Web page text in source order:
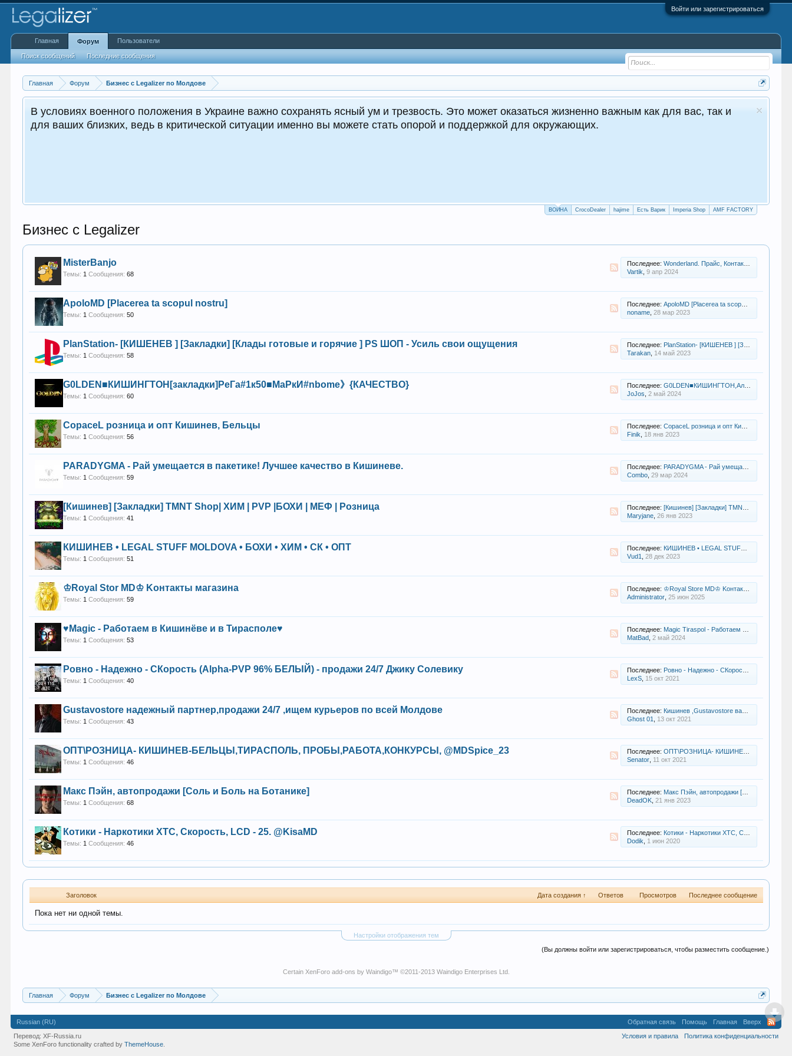
Войти или зарегистрироваться
Главная Форум Бизнес с Legalizer по Молдове
В условиях военного положения в Украине важно сохранять ясный ум и трезвость. Это может оказаться жизненно важным как для вас, так и
для ваших близких, ведь в критической ситуации именно вы можете стать опорой и поддержкой для окружающих.
ВОЙНА CrocoDealer hajime Есть Варик Imperia Shop AMF FACTORY
Бизнес с Legalizer
MisterBanjo
Темы: 1 Сообщения: 68
Последнее: Wonderland. Прайс, Контакты магазина.
Vartik 9 апр 2024
ApoloMD [Placerea ta scopul nostru]
Темы: 1 Сообщения: 50
Последнее: ApoloMD [Placerea ta scopul nostru]
noname, 28 мар 2023
PlanStation- [КИШЕНЕВ ] [Закладки] [Клады готовые и горячие ] PS ШОП - Усиль свои ощущения
Темы: 1 Сообщения: 58
Последнее: PlanStation- [КИШЕНЕВ ] [Закладки] [Клады готовые и горячие ] PS ШОП - Усиль свои ощущения
Tarakan, 14 май 2023
G0LDEN■КИШИНГТОН[закладки]РеГа#1к50■МаРкИ#nbome》{КАЧЕСТВО}
Темы: 1 Сообщения: 60
Последнее: G0LDEN■КИШИНГТОН,Альфа(ск)[закладки]РеГа#1к50■МаРкИ#nbome》{КАЧЕСТВО}[ТРЕБУЕТСЯ КУРЬЕР]
JoJos 2 май 2024
CopaceL розница и опт Кишинев, Бельцы
Темы: 1 Сообщения: 56
Последнее: CopaceL розница и опт Кишинев, Бельцы.
Finik
18 янв 2023
PARADYGMA - Рай умещается в пакетике! Лучшее качество в Кишиневе.
Темы: 1 Сообщения: 59
Последнее: PARADYGMA - Рай умещается в пакетике! Лучшее качество в Кишиневе.
Combo, 29 мар 2024
[Кишинев] [Закладки] TMNT Shop| ХИМ | PVP |БОХИ | МЕФ | Розница
Темы: 1 Сообщения: 41
Последнее: [Кишинев] [Закладки] TMNT Shop| ХИМ | PVP |БОХИ | МЕФ | Розница
Maryjane, 26 янв 2023
КИШИНЕВ • LEGAL STUFF MOLDOVA • БОХИ • ХИМ • СК • ОПТ
Темы: 1 Сообщения: 51
Последнее: КИШИНЕВ • LEGAL STUFF MOLDOVA • БОХИ • ХИМ • СК • ОПТ
Vud1
28 дек 2023
♔Royal Stor MD♔ Kонтакты магазина
Темы: 1 Сообщения: 59
Последнее: ♔Royal Store MD♔ Kонтакты магазина
Administrator, 25 июн 2025
♥Мagiс - Работаем в Кишинёве и в Тирасполе♥
Темы: 1 Сообщения: 53
Последнее: Мagiс Tiraspol - Работаем в Кишинёве и в Тирасполе
MatBad, 2 май 2024
Ровно - Надежно - CКорость (Alpha-PVP 96% БЕЛЫЙ) - продажи 24/7 Джику Солевику
Темы: 1 Сообщения: 40
Последнее: Ровно - Надежно - CКорость (Alpha-PVP БЕЛЫЙ) - продажи 24/7 MAD MAX
LexS, 15 окт 2021
Gustavostore надежный партнер,продажи 24/7 ,ищем курьеров по всей Молдове
Темы: 1 Сообщения: 43
Последнее: Кишинев ,Gustavostore ваш надежный партнер! Продажи 24/7
Ghost 01
13 окт 2021
ОПТ\РОЗНИЦА- КИШИНЕВ-БЕЛЬЦЫ,ТИРАСПОЛЬ, ПРОБЫ,РАБОТА,КОНКУРСЫ, @MDSpice_23
Темы: 1 Сообщения: 46
Последнее: ОПТ\РОЗНИЦА- КИШИНЕВ-БЕЛЬЦЫ,ТИРАСПОЛЬ, ПРОБЫ,РАБОТА,КОНКУРСЫ, @MDSpice_23
Senator, 11 окт 2021
Макс Пэйн, автопродажи [Соль и Боль на Ботанике]
Темы: 1 Сообщения: 68
Последнее: Макс Пэйн, автопродажи [Соль и Боль на Ботанике]
DeadOK, 21 янв 2023
Котики - Наркотики XTC, Скорость, LCD - 25. @KisaMD
Темы: 1 Сообщения: 46
Последнее: Котики - Наркотики XTC, Скорость, LCD - 25. @Kisa_MD
Dodik
1 июн 2020
Заголовок Дата создания ↑ Ответов Просмотров Последнее сообщение
Пока нет ни одной темы.
Настройки отображения тем
(Вы должны войти или зарегистрироваться, чтобы разместить сообщение.)
Certain XenForo add-ons by Waindigo™ ©2011-2013 Waindigo Enterprises Ltd.
Главная Форум Бизнес с Legalizer по Молдове
Главная Форум
Поиск сообщений Последние сообщения
Пользователи
Russian (RU) Обратная связь Помощь Главная
Вверх
Условия и правила
Политика конфиденциальности
Перевод:XF-Russia.ru
Some XenForo functionality crafted byThemeHouse